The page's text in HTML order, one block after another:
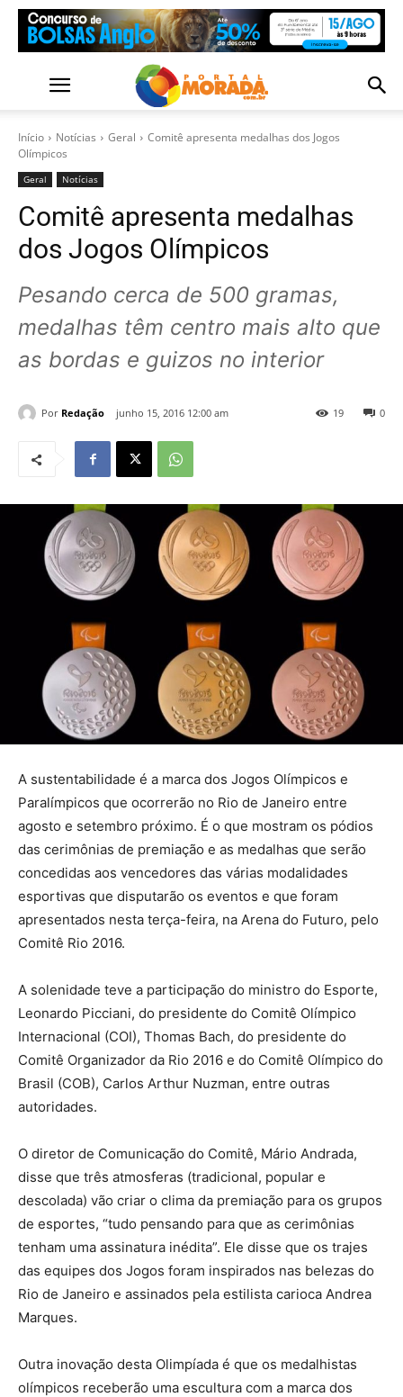
Início Notícias Geral
Comitê apresenta medalhas dos Jogos
Olímpicos
Geral Notícias
Comitê apresenta medalhas
dos Jogos Olímpicos
Pesando cerca de 500 gramas,
medalhas têm centro mais alto que
as bordas e guizos no interior
Por Redação junho 15, 2016 12:00 am 0
19
A sustentabilidade é a marca dos Jogos Olímpicos e
Paralímpicos que ocorrerão no Rio de Janeiro entre
agosto e setembro próximo. É o que mostram os pódios
das cerimônias de premiação e as medalhas que serão
concedidas aos vencedores das várias modalidades
esportivas que disputarão os eventos e que foram
apresentados nesta terça-feira, na Arena do Futuro, pelo
Comitê Rio 2016.
A solenidade teve a participação do ministro do Esporte,
Leonardo Picciani, do presidente do Comitê Olímpico
Internacional (COI), Thomas Bach, do presidente do
Comitê Organizador da Rio 2016 e do Comitê Olímpico do
Brasil (COB), Carlos Arthur Nuzman, entre outras
autoridades.
O diretor de Comunicação do Comitê, Mário Andrada,
disse que três atmosferas (tradicional, popular e
descolada) vão criar o clima da premiação para os grupos
de esportes, “tudo pensando para que as cerimônias
tenham uma assinatura inédita”. Ele disse que os trajes
das equipes dos Jogos foram inspirados nas belezas do
Rio de Janeiro e assinados pela estilista carioca Andrea
Marques.
Outra inovação desta Olimpíada é que os medalhistas
olímpicos receberão uma escultura com a marca dos